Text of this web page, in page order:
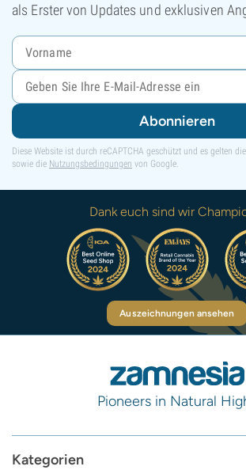
als Erster von Updates und exklusiven
Abonnieren
Diese Website ist durch reCAPTCHA geschützt und es gelten die
sowie die Nutzungsbedingungen von Google.
Dank euch sind wir
Auszeichnungen ansehen
Pioneers in Natural
Kategorien